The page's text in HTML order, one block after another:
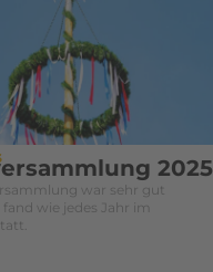
2025
war sehr gut
wie jedes Jahr im